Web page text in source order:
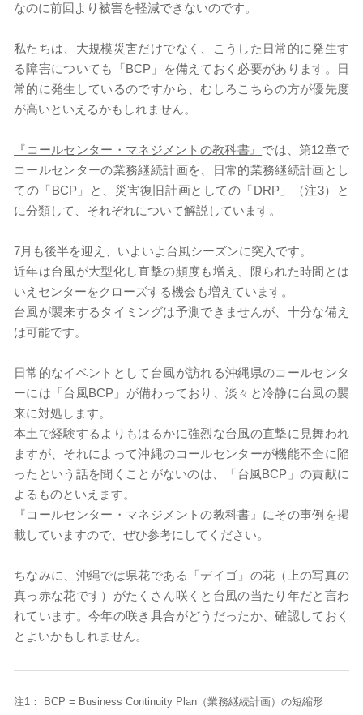
なのに前回より被害を軽減できないのです。
私たちは、大規模災害だけでなく、こうした日常的に発生す
る障害についても「BCP」を備えておく必要があります。日
常的に発生しているのですから、むしろこちらの方が優先度
が高いといえるかもしれません。
『コールセンター・マネジメントの教科書』 では、第12章で
コールセンターの業務継続計画を、日常的業務継続計画とし
ての「BCP」と、災害復旧計画としての「DRP」（注3）と
に分類して、それぞれについて解説しています。
7月も後半を迎え、いよいよ台風シーズンに突入です。
近年は台風が大型化し直撃の頻度も増え、限られた時間とは
いえセンターをクローズする機会も増えています。
台風が襲来するタイミングは予測できませんが、十分な備え
は可能です。
日常的なイベントとして台風が訪れる沖縄県のコールセンタ
ーには「台風BCP」が備わっており、淡々と冷静に台風の襲
来に対処します。
本土で経験するよりもはるかに強烈な台風の直撃に見舞われ
ますが、それによって沖縄のコールセンターが機能不全に陥
ったという話を聞くことがないのは、「台風BCP」の貢献に
よるものといえます。
『コールセンター・マネジメントの教科書』 にその事例を掲
載していますので、ぜひ参考にしてください。
ちなみに、沖縄では県花である「デイゴ」の花（上の写真の
真っ赤な花です）がたくさん咲くと台風の当たり年だと言わ
れています。今年の咲き具合がどうだったか、確認しておく
とよいかもしれません。
注1： BCP = Business Continuity Plan（業務継続計画）の短縮形